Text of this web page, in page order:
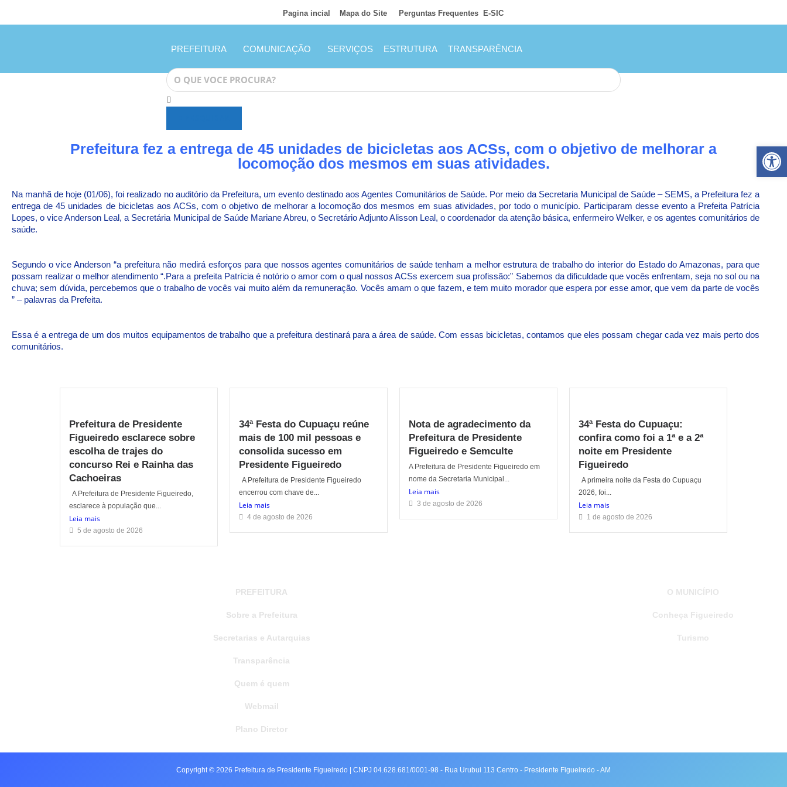
Pagina incial Mapa do Site Perguntas Frequentes E-SIC
PREFEITURA COMUNICAÇÃO SERVIÇOS ESTRUTURA TRANSPARÊNCIA
Prefeitura fez a entrega de 45 unidades de bicicletas aos ACSs, com o objetivo de melhorar a
locomoção dos mesmos em suas atividades.
Na manhã de hoje (01/06), foi realizado no auditório da Prefeitura, um evento destinado aos Agentes Comunitários de Saúde. Por meio da Secretaria Municipal de Saúde – SEMS, a Prefeitura fez a
entrega de 45 unidades de bicicletas aos ACSs, com o objetivo de melhorar a locomoção dos mesmos em suas atividades, por todo o município. Participaram desse evento a Prefeita Patrícia
Lopes, o vice Anderson Leal, a Secretária Municipal de Saúde Mariane Abreu, o Secretário Adjunto Alisson Leal, o coordenador da atenção básica, enfermeiro Welker, e os agentes comunitários de
saúde.
Segundo o vice Anderson “a prefeitura não medirá esforços para que nossos agentes comunitários de saúde tenham a melhor estrutura de trabalho do interior do Estado do Amazonas, para que
possam realizar o melhor atendimento “.Para a prefeita Patrícia é notório o amor com o qual nossos ACSs exercem sua profissão:” Sabemos da dificuldade que vocês enfrentam, seja no sol ou na
chuva; sem dúvida, percebemos que o trabalho de vocês vai muito além da remuneração. Vocês amam o que fazem, e tem muito morador que espera por esse amor, que vem da parte de vocês
” – palavras da Prefeita.
Essa é a entrega de um dos muitos equipamentos de trabalho que a prefeitura destinará para a área de saúde. Com essas bicicletas, contamos que eles possam chegar cada vez mais perto dos
comunitários.
Prefeitura de Presidente
Figueiredo esclarece sobre
escolha de trajes do
concurso Rei e Rainha das
Cachoeiras
A Prefeitura de Presidente Figueiredo,
esclarece à população que...
Leia mais
5 de agosto de 2026
34ª Festa do Cupuaçu reúne
mais de 100 mil pessoas e
consolida sucesso em
Presidente Figueiredo
A Prefeitura de Presidente Figueiredo
encerrou com chave de...
Leia mais
4 de agosto de 2026
Nota de agradecimento da
Prefeitura de Presidente
Figueiredo e Semculte
A Prefeitura de Presidente Figueiredo em
nome da Secretaria Municipal...
Leia mais
3 de agosto de 2026
34ª Festa do Cupuaçu:
confira como foi a 1ª e a 2ª
noite em Presidente
Figueiredo
A primeira noite da Festa do Cupuaçu
2026, foi...
Leia mais
1 de agosto de 2026
PREFEITURA
Sobre a Prefeitura
Secretarias e Autarquias
Transparência
Quem é quem
Webmail
Plano Diretor
O MUNICÍPIO
Conheça Figueiredo
Turismo
s
Copyright © 2026 Prefeitura de Presidente Figueiredo | CNPJ 04.628.681/0001-98 - Rua Urubui 113 Centro - Presidente Figueiredo - AM